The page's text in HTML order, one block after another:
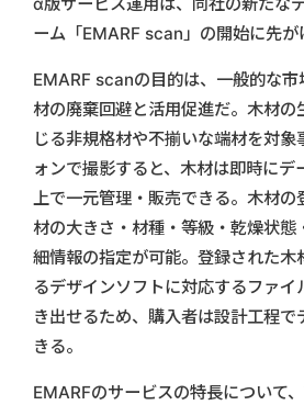
ーム「EMARF scan」の開始に先が
EMARF scanの目的は、一般的な
材の廃棄回避と活用促進だ。木材の
じる非規格材や不揃いな端材を対象
ォンで撮影すると、木材は即時にデ
上で一元管理・販売できる。木材の
材の大きさ・材種・等級・乾燥状態
細情報の指定が可能。登録された木
るデザインソフトに対応するファイ
き出せるため、購入者は設計工程で
きる。
EMARFのサービスの特長について